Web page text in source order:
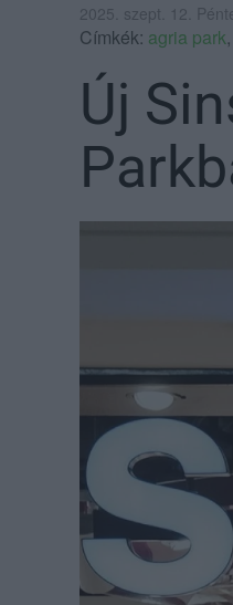
2025. szept. 12.
Címkék: agria park,
Új